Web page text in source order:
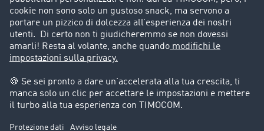
Informazioni legali
Note legali
Trattamento dei dati
Cookie-Einstellungen